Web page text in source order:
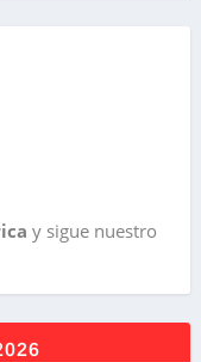
y sigue nuestro